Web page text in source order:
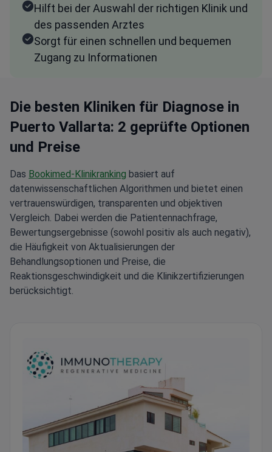
Hilft bei der Auswahl der richtigen Klinik und
des passenden Arztes
Sorgt für einen schnellen und bequemen
Zugang zu Informationen
Die besten Kliniken für Diagnose in
Puerto Vallarta: 2 geprüfte Optionen
und Preise
Das Bookimed-Klinikranking basiert auf
datenwissenschaftlichen Algorithmen und bietet einen
vertrauenswürdigen, transparenten und objektiven
Vergleich. Dabei werden die Patientennachfrage,
Bewertungsergebnisse (sowohl positiv als auch negativ),
die Häufigkeit von Aktualisierungen der
Behandlungsoptionen und Preise, die
Reaktionsgeschwindigkeit und die Klinikzertifizierungen
berücksichtigt.